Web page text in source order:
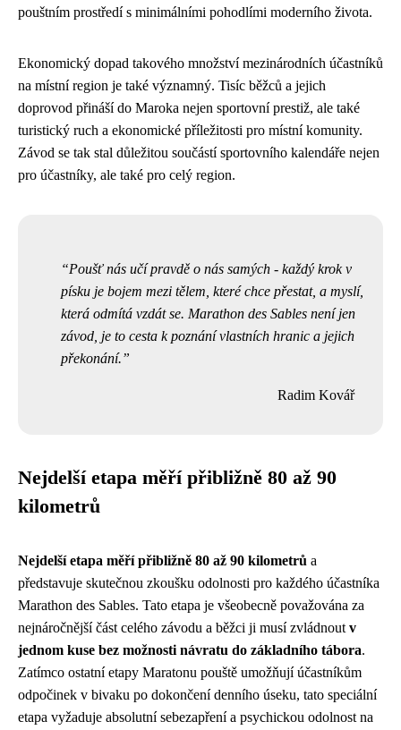
pouštním prostředí s minimálními pohodlími moderního života.
Ekonomický dopad takového množství mezinárodních účastníků
na místní region je také významný. Tisíc běžců a jejich
doprovod přináší do Maroka nejen sportovní prestiž, ale také
turistický ruch a ekonomické příležitosti pro místní komunity.
Závod se tak stal důležitou součástí sportovního kalendáře nejen
pro účastníky, ale také pro celý region.
Poušť nás učí pravdě o nás samých - každý krok v
písku je bojem mezi tělem, které chce přestat, a myslí,
která odmítá vzdát se. Marathon des Sables není jen
závod, je to cesta k poznání vlastních hranic a jejich
překonání.
Radim Kovář
Nejdelší etapa měří přibližně 80 až 90
kilometrů
Nejdelší etapa měří přibližně 80 až 90 kilometrů a
představuje skutečnou zkoušku odolnosti pro každého účastníka
Marathon des Sables. Tato etapa je všeobecně považována za
nejnáročnější část celého závodu a běžci ji musí zvládnout v
jednom kuse bez možnosti návratu do základního tábora.
Zatímco ostatní etapy Maratonu pouště umožňují účastníkům
odpočinek v bivaku po dokončení denního úseku, tato speciální
etapa vyžaduje absolutní sebezapření a psychickou odolnost na